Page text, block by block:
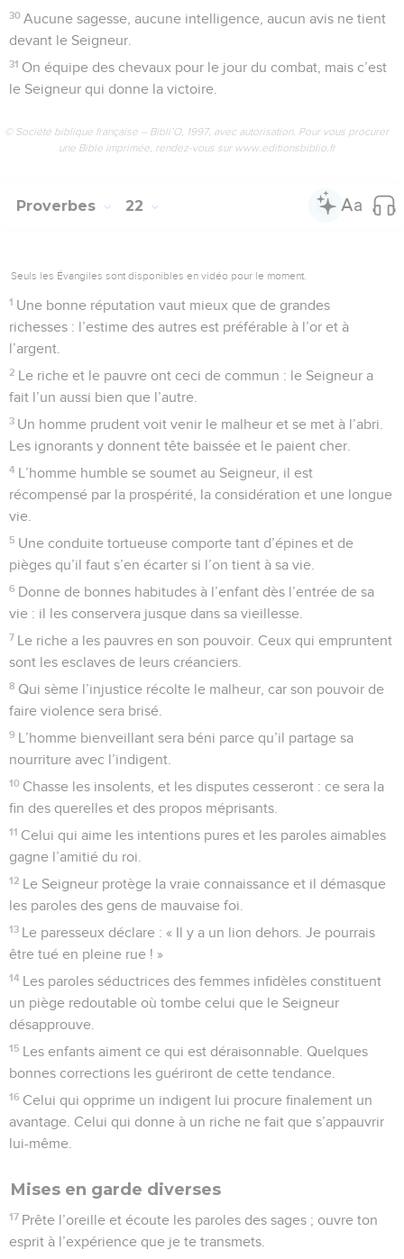
30 Aucune sagesse, aucune intelligence, aucun avis ne tient
devant le Seigneur.
31 On équipe des chevaux pour le jour du combat, mais c’est
le Seigneur qui donne la victoire.
© Société biblique française – Bibli’O, 1997, avec autorisation. Pour vous procurer
une Bible imprimée, rendez-vous sur www.editionsbiblio.fr
Proverbes 22
Seuls les Évangiles sont disponibles en vidéo pour le moment.
1 Une bonne réputation vaut mieux que de grandes
richesses : l’estime des autres est préférable à l’or et à
l’argent.
2 Le riche et le pauvre ont ceci de commun : le Seigneur a
fait l’un aussi bien que l’autre.
3 Un homme prudent voit venir le malheur et se met à l’abri.
Les ignorants y donnent tête baissée et le paient cher.
4 L’homme humble se soumet au Seigneur, il est
récompensé par la prospérité, la considération et une longue
vie.
5 Une conduite tortueuse comporte tant d’épines et de
pièges qu’il faut s’en écarter si l’on tient à sa vie.
6 Donne de bonnes habitudes à l’enfant dès l’entrée de sa
vie : il les conservera jusque dans sa vieillesse.
7 Le riche a les pauvres en son pouvoir. Ceux qui empruntent
sont les esclaves de leurs créanciers.
8 Qui sème l’injustice récolte le malheur, car son pouvoir de
faire violence sera brisé.
9 L’homme bienveillant sera béni parce qu’il partage sa
nourriture avec l’indigent.
10 Chasse les insolents, et les disputes cesseront : ce sera la
fin des querelles et des propos méprisants.
11 Celui qui aime les intentions pures et les paroles aimables
gagne l’amitié du roi.
12 Le Seigneur protège la vraie connaissance et il démasque
les paroles des gens de mauvaise foi.
13 Le paresseux déclare : « Il y a un lion dehors. Je pourrais
être tué en pleine rue ! »
14 Les paroles séductrices des femmes infidèles constituent
un piège redoutable où tombe celui que le Seigneur
désapprouve.
15 Les enfants aiment ce qui est déraisonnable. Quelques
bonnes corrections les guériront de cette tendance.
16 Celui qui opprime un indigent lui procure finalement un
avantage. Celui qui donne à un riche ne fait que s’appauvrir
lui-même.
Mises en garde diverses
17 Prête l’oreille et écoute les paroles des sages ; ouvre ton
esprit à l’expérience que je te transmets.